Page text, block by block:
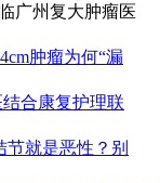
广州复大肿瘤医
肿瘤为何“漏
合康复护理联
就是恶性？别